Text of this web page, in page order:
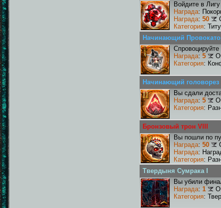
Войдите в
Награда:
Награда: 50
Категория:
Начинающий
Награда: 5
Категория:
Начинающий головорез
Вы сдали
Награда: 5
Категория:
Бронзовый трон VIII
Вы пошли по
Награда: 50
Награда:
Категория:
Твердыня Сумрака I
Вы убили
Награда: 1
Категория: